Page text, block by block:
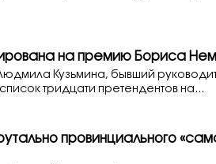
на премию Бориса
Кузьмина, бывший
тридцати претендентов на...
провинциального